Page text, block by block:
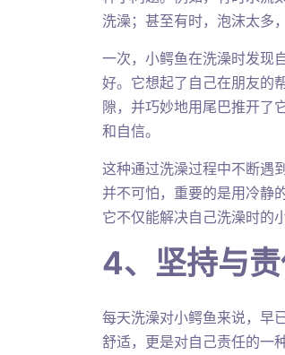
洗澡；甚至有时，泡沫太多
一次，小鳄鱼在洗澡时发现
好。它想起了自己在朋友的
隙，并巧妙地用尾巴推开了
和自信。
这种通过洗澡过程中不断遇
并不可怕，重要的是用冷静
它不仅能解决自己洗澡时的
4、坚持与
每天洗澡对小鳄鱼来说，早
舒适，更是对自己责任的一